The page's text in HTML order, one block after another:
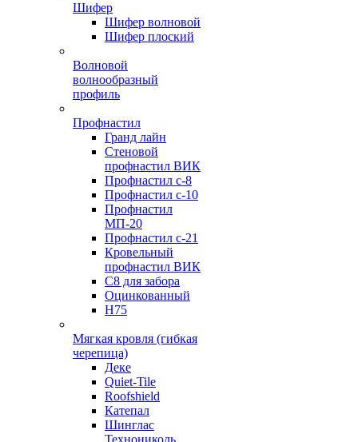
Шифер
Шифер волновой
Шифер плоский
Волновой
волнообразный
профиль
Профнастил
Гранд лайн
Стеновой
профнастил ВИК
Профнастил с-8
Профнастил с-10
Профнастил
МП-20
Профнастил с-21
Кровельный
профнастил ВИК
С8 для забора
Оцинкованный
Н75
Мягкая кровля (гибкая
черепица)
Деке
Quiet-Tile
Roofshield
Катепал
Шинглас
Технониколь